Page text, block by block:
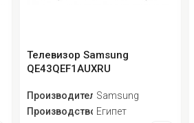
Телевизор Samsung
QE43QEF1AUXRU
ПроизводительSamsung
Производство Египет